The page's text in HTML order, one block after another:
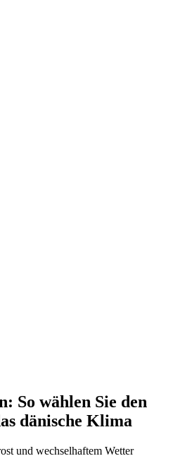
So wählen Sie den
dänische Klima
und wechselhaftem Wetter